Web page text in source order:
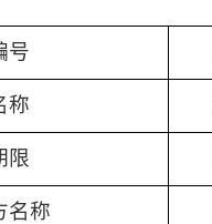
号
称
限
名称